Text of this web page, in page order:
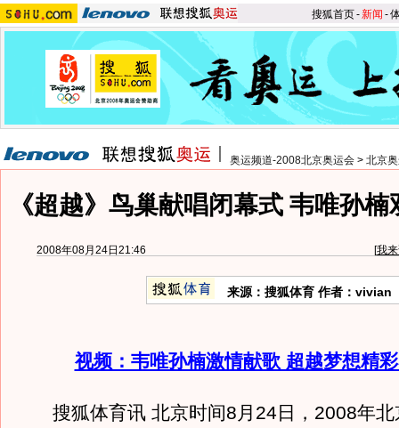
搜狐首页-新闻 -
奥运频道-2008北京奥运会 > 北京
《超越》鸟巢献唱闭幕式 韦唯孙
2008年08月24日21:46 [我
来源：搜狐体育 作者：vivian
视频：韦唯孙楠激情献歌 超越梦想精
搜狐体育讯 北京时间8月24日，2008年北